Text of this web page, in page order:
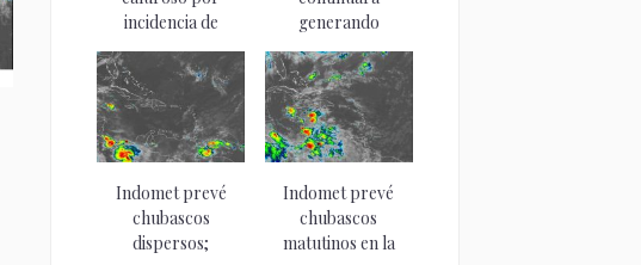
incidencia de
sistema...
generando
aguaceros y
tronadas la...
Indomet prevé
chubascos
dispersos;
Indomet prevé
chubascos
matutinos en la